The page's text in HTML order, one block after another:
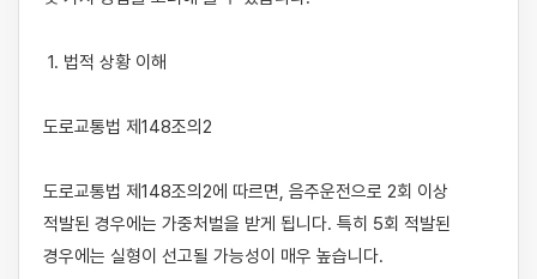
도로교통법 제148조의2
도로교통법 제148조의2에 따르면, 음주운전으로 2회 이상
적발된 경우에는 가중처벌을 받게 됩니다. 특히 5회 적발된
경우에는 실형이 선고될 가능성이 매우 높습니다.